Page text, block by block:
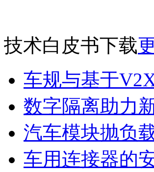
技术白皮书下载
车规与基于
数字隔离助力
汽车模块抛负
车用连接器的